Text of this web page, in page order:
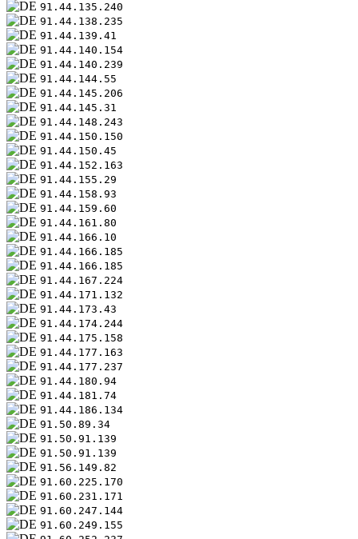
91.44.135.240
91.44.138.235
91.44.139.41
91.44.140.154
91.44.140.239
91.44.144.55
91.44.145.206
91.44.145.31
91.44.148.243
91.44.150.150
91.44.150.45
91.44.152.163
91.44.155.29
91.44.158.93
91.44.159.60
91.44.161.80
91.44.166.10
91.44.166.185
91.44.166.185
91.44.167.224
91.44.171.132
91.44.173.43
91.44.174.244
91.44.175.158
91.44.177.163
91.44.177.237
91.44.180.94
91.44.181.74
91.44.186.134
91.50.89.34
91.50.91.139
91.50.91.139
91.56.149.82
91.60.225.170
91.60.231.171
91.60.247.144
91.60.249.155